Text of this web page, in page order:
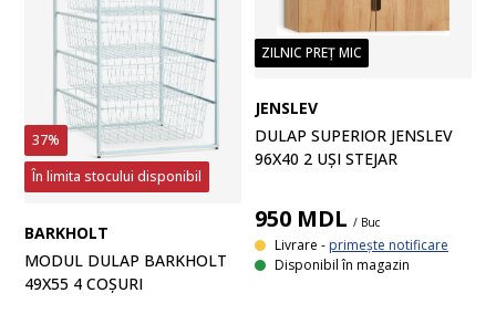
37%
În limita stocului disponibil
BARKHOLT
MODUL DULAP BARKHOLT
49X55 4 COȘURI
ZILNIC PREȚ MIC
JENSLEV
DULAP SUPERIOR JENSLEV
96X40 2 UȘI STEJAR
950 MDL / Buc
Livrare - primește notificare
Disponibil în magazin